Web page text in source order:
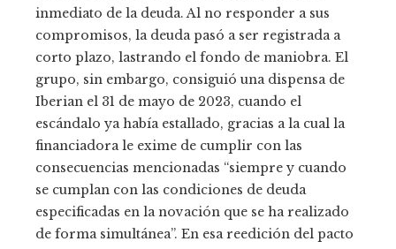
inmediato de la deuda. Al no responder a sus
compromisos, la deuda pasó a ser registrada a
corto plazo, lastrando el fondo de maniobra. El
grupo, sin embargo, consiguió una dispensa de
Iberian el 31 de mayo de 2023, cuando el
escándalo ya había estallado, gracias a la cual la
financiadora le exime de cumplir con las
consecuencias mencionadas “siempre y cuando
se cumplan con las condiciones de deuda
especificadas en la novación que se ha realizado
de forma simultánea”. En esa reedición del pacto